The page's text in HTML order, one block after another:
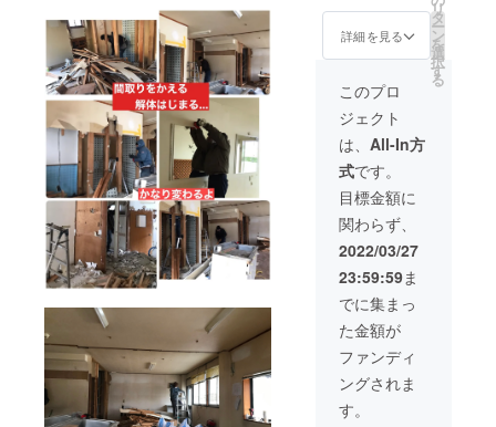
相応し
くない
断りす
性があ
りま
す。そ
の際は
ご指定
の口座
に全額
返金致
す。 ★
利用券
の有効
期限
は、昭
和の寅
やが存
援者か
ら譲り
えま
リター
ンに交
通費は
含まれ
ませ
ん。自
己負担
となり
でご了
承くだ
さい。
０円に
てご提
す。 ☆
に入居
予定日
をご記
入くだ
さい。
★入居
前に必
ず、女
水則子
と会っ
て話を
し、さ
らにお
部屋を
内見し
プンい
たしま
す。 こ
お世話
になっ
た方々
や戸倉
上山田
温泉の
方々、
地元の
方々を
招いて
開催す
るグラ
ンド
オープ
ンの
パー
ティに
ご招待
詳細を見る
リ
タ
ー
ン
を
選
択
す
る
このプロ
ジェクト
は、 All-In方
式です。
目標金額に
関わらず、
2022/03/27
23:59:59ま
でに集まっ
た金額が
ファンディ
ングされま
す。